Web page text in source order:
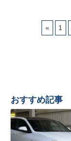
« 1
おすすめ記事